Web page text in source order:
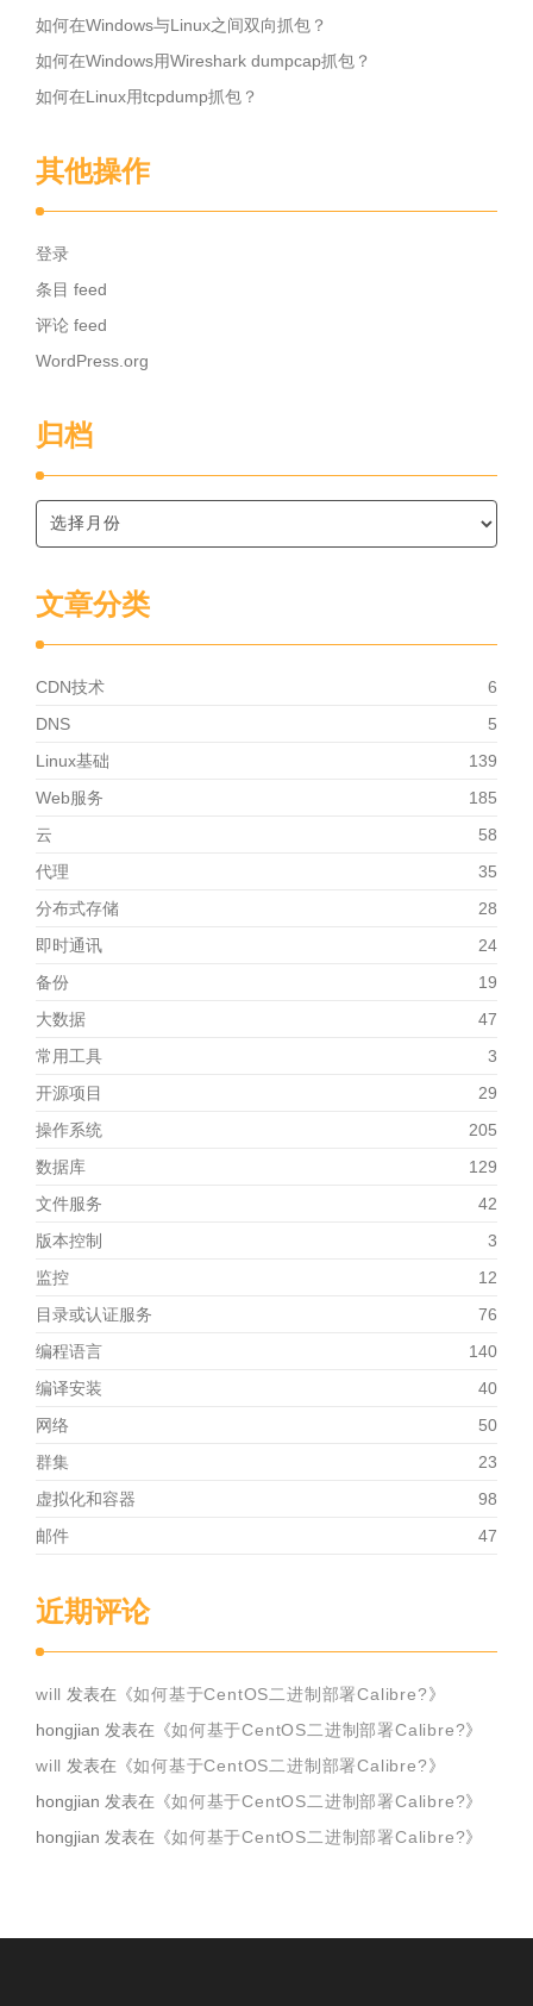
如何在Windows与Linux之间双向抓包？
如何在Windows用Wireshark dumpcap抓包？
如何在Linux用tcpdump抓包？
其他操作
登录
条目 feed
评论 feed
WordPress.org
归档
文章分类
CDN技术
6
DNS
5
Linux基础
139
Web服务
185
云
58
代理
35
分布式存储
28
即时通讯
24
备份
19
大数据
47
常用工具
3
开源项目
29
操作系统
205
数据库
129
文件服务
42
版本控制
3
监控
12
目录或认证服务
76
编程语言
140
编译安装
40
网络
50
群集
23
虚拟化和容器
98
邮件
47
近期评论
will 发表在《如何基于CentOS二进制部署Calibre?》
hongjian 发表在《如何基于CentOS二进制部署Calibre?》
will 发表在《如何基于CentOS二进制部署Calibre?》
hongjian 发表在《如何基于CentOS二进制部署Calibre?》
hongjian 发表在《如何基于CentOS二进制部署Calibre?》